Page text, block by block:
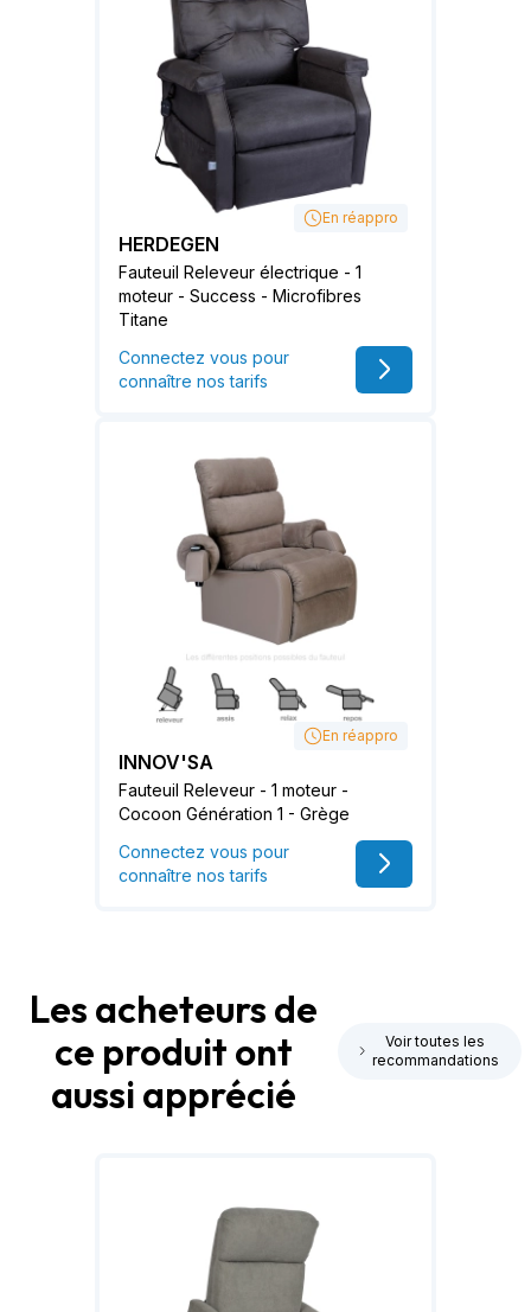
En réappro
HERDEGEN
Fauteuil Releveur électrique - 1
moteur - Success - Microfibres
Titane
Connectez vous pour
connaître nos tarifs
En réappro
INNOV'SA
Fauteuil Releveur - 1 moteur -
Cocoon Génération 1 - Grège
Connectez vous pour
connaître nos tarifs
Les acheteurs de
ce produit ont
aussi apprécié
Voir toutes les
recommandations